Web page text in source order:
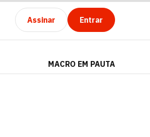
Assinar Entrar
MACRO EM PAUTA